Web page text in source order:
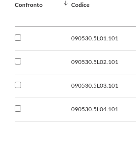
Confronto Codice
090530.5L01.101
090530.5L02.101
090530.5L03.101
090530.5L04.101